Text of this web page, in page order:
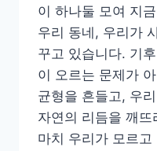
이 하나둘 모여 지
우리 동네, 우리가
꾸고 있습니다. 기
이 오르는 문제가
균형을 흔들고, 우
자연의 리듬을 깨
마치 우리가 모르